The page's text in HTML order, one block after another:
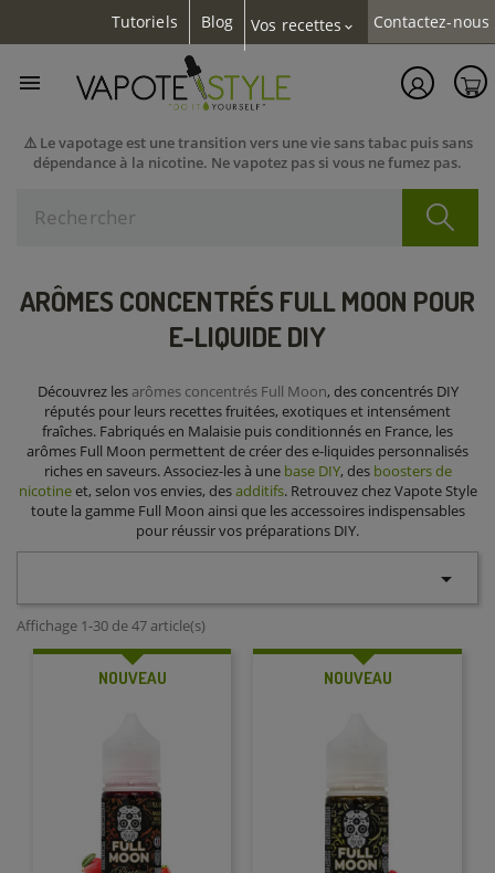
Tutoriels Blog Vos recettes expand_more Contactez-nous
⚠️ Le vapotage est une transition vers une vie sans tabac puis sans
dépendance à la nicotine. Ne vapotez pas si vous ne fumez pas.

ARÔMES CONCENTRÉS FULL MOON POUR
E-LIQUIDE DIY
Découvrez les arômes concentrés Full Moon, des concentrés DIY
réputés pour leurs recettes fruitées, exotiques et intensément
fraîches. Fabriqués en Malaisie puis conditionnés en France, les
arômes Full Moon permettent de créer des e-liquides personnalisés
riches en saveurs. Associez-les à une base DIY, des boosters de
nicotineet, selon vos envies, desadditifs. Retrouvez chez Vapote Style
toute la gamme Full Moon ainsi que les accessoires indispensables
pour réussir vos préparations DIY.

Affichage 1-30 de 47 article(s)
NOUVEAU NOUVEAU